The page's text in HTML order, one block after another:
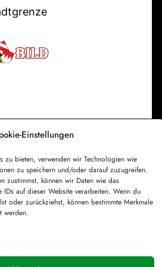
Einstellungen
zu bieten, verwenden wir Technologien wie
zu speichern und/oder darauf zuzugreifen.
zustimmst, können wir Daten wie das
IDs auf dieser Website verarbeiten. Wenn du
oder zurückziehst, können bestimmte Merkmale
werden.
i
c
n
e
u
a
h
e
Datenschutzerklärung
(EU)Kontakt